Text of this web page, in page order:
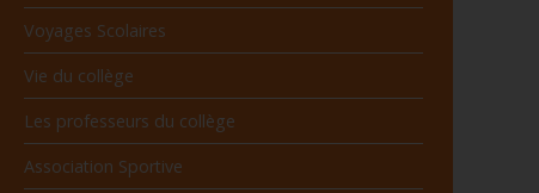
Voyages Scolaires
Vie du collège
Les professeurs du collège
Association Sportive